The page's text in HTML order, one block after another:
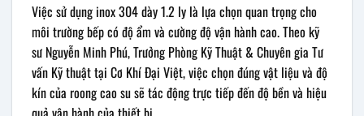
Việc sử dụng inox 304 dày 1.2 ly là lựa chọn quan trọng cho
môi trường bếp có độ ẩm và cường độ vận hành cao. Theo kỹ
sư Nguyễn Minh Phú, Trưởng Phòng Kỹ Thuật & Chuyên gia Tư
vấn Kỹ thuật tại Cơ Khí Đại Việt, việc chọn đúng vật liệu và độ
kín của roong cao su sẽ tác động trực tiếp đến độ bền và hiệu